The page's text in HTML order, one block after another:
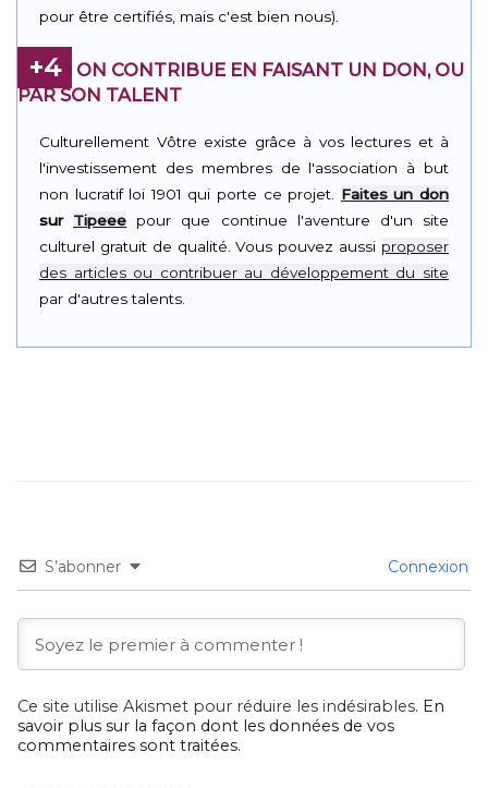
pour être certifiés, mais c'est bien nous).
+4
ON CONTRIBUE EN FAISANT UN DON, OU
PAR SON TALENT
Culturellement Vôtre existe grâce à vos lectures et à
l'investissement des membres de l'association à but
non lucratif loi 1901 qui porte ce projet. Faites un don
sur Tipeee pour que continue l'aventure d'un site
culturel gratuit de qualité. Vous pouvez aussi proposer
des articles ou contribuer au développement du site
par d'autres talents.
S’abonner Connexion
Ce site utilise Akismet pour réduire les indésirables. En
savoir plus sur la façon dont les données de vos
commentaires sont traitées.